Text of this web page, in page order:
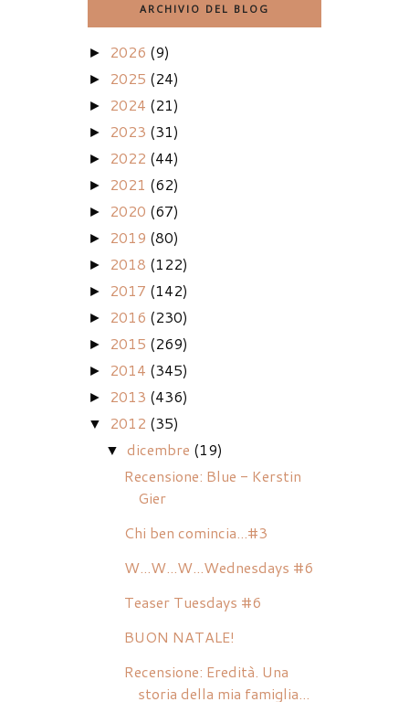
ARCHIVIO DEL BLOG
► 2026 (9)
► 2025 (24)
► 2024 (21)
► 2023 (31)
► 2022 (44)
► 2021 (62)
► 2020 (67)
► 2019 (80)
► 2018 (122)
► 2017 (142)
► 2016 (230)
► 2015 (269)
► 2014 (345)
► 2013 (436)
▼ 2012 (35)
▼ dicembre (19)
Recensione: Blue - Kerstin
Gier
Chi ben comincia...#3
W...W...W...Wednesdays #6
Teaser Tuesdays #6
BUON NATALE!
Recensione: Eredità. Una
storia della mia famiglia...